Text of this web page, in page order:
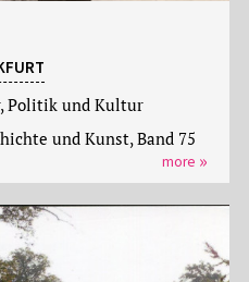
Politik und Kultur
und Kunst, Band 75
more